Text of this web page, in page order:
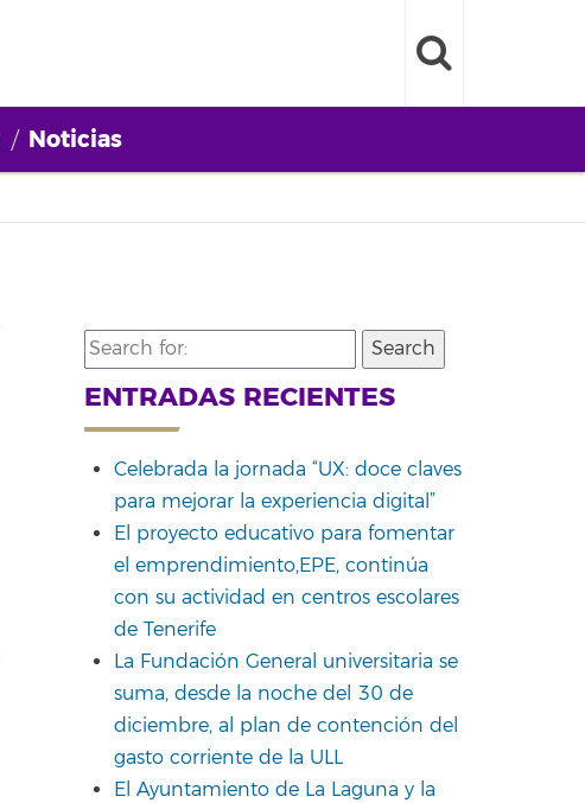
Noticias
Search
for:
ENTRADAS RECIENTES
Celebrada la jornada “UX: doce claves
para mejorar la experiencia digital”
El proyecto educativo para fomentar
el emprendimiento,EPE, continúa
con su actividad en centros escolares
de Tenerife
La Fundación General universitaria se
suma, desde la noche del 30 de
diciembre, al plan de contención del
gasto corriente de la ULL
El Ayuntamiento de La Laguna y la